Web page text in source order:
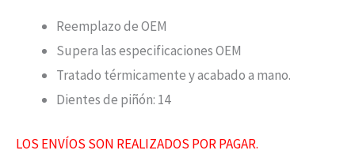
Reemplazo de OEM
Supera las especificaciones OEM
Tratado térmicamente y acabado a mano.
Dientes de piñón: 14
LOS ENVÍOS SON REALIZADOS POR PAGAR.